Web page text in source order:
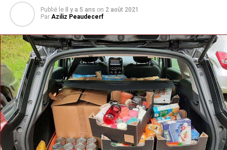
Publié le Il y a 5 ans on 2 août 2021
Par Aziliz Peaudecerf